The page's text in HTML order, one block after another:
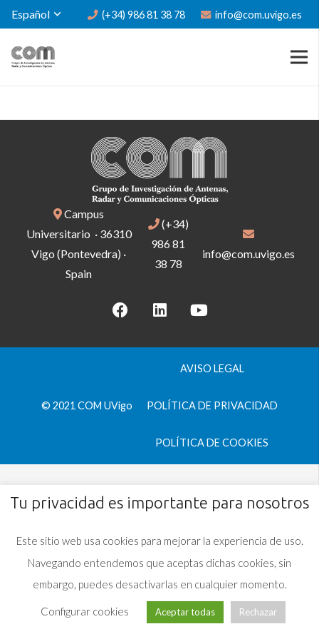
Español (+34) 986 81 38 78 info@com.uvigo.es
Campus
Universitario · 36310
Vigo (Pontevedra) ·
Spain
(+34)
986 81
38 78
info@com.uvigo.es
© 2021 COM UVigo
AVISO LEGAL
POLÍTICA DE PRIVACIDAD
POLÍTICA DE COOKIES
Tu privacidad es importante para nosotros
Este sitio web usa cookies para mejorar la experiencia de uso.
Navegando entendemos que aceptas dichas cookies, sin
embargo, puedes desactivarlas en cualquier momento.
Configurar cookies Aceptar todas Rechazar